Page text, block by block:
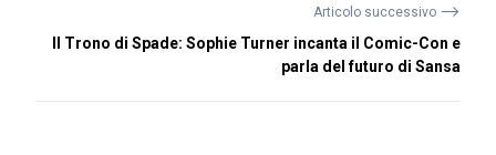
Articolo successivo ⟶
Il Trono di Spade: Sophie Turner incanta il Comic-Con e
parla del futuro di Sansa